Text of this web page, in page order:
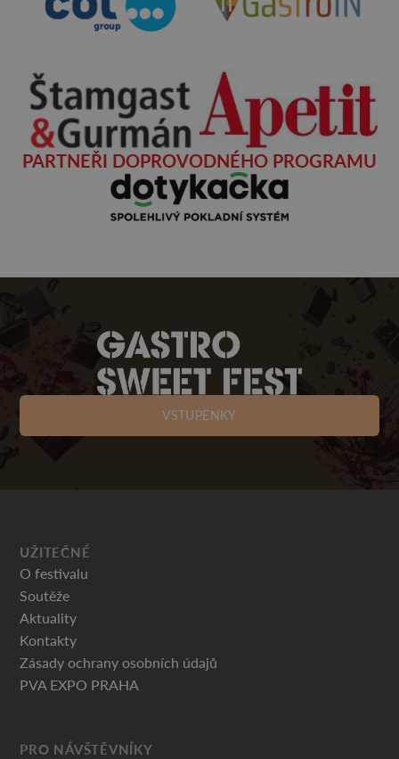
PARTNEŘI DOPROVODNÉHO PROGRAMU
VSTUPENKY
UŽITEČNÉ
O festivalu
Soutěže
Aktuality
Kontakty
Zásady ochrany osobních údajů
PVA EXPO PRAHA
PRO NÁVŠTĚVNÍKY